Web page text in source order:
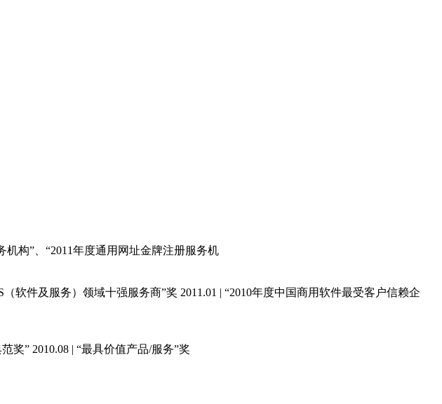
机构”、“2011年度通用网址金牌注册服务机
软件及服务）领域十强服务商”奖 2011.01 | “2010年度中国商用软件最受客户信赖企
奖” 2010.08 | “最具价值产品/服务”奖